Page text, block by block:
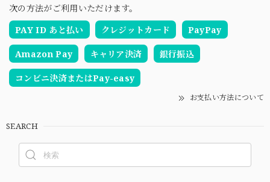
次の方法がご利用いただけます。
PAY ID あと払い
クレジットカード PayPay
Amazon Pay キャリア決済 銀行振込
コンビニ決済またはPay-easy
お支払い方法について
SEARCH